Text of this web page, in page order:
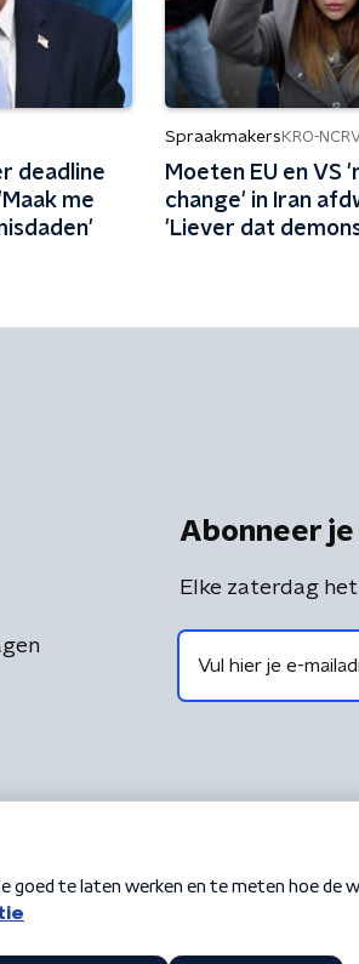
deadline
me
Spraakmakers KRO-
Moeten EU en VS
change' in Iran
'Liever dat
Abonneer
Elke zaterdag het